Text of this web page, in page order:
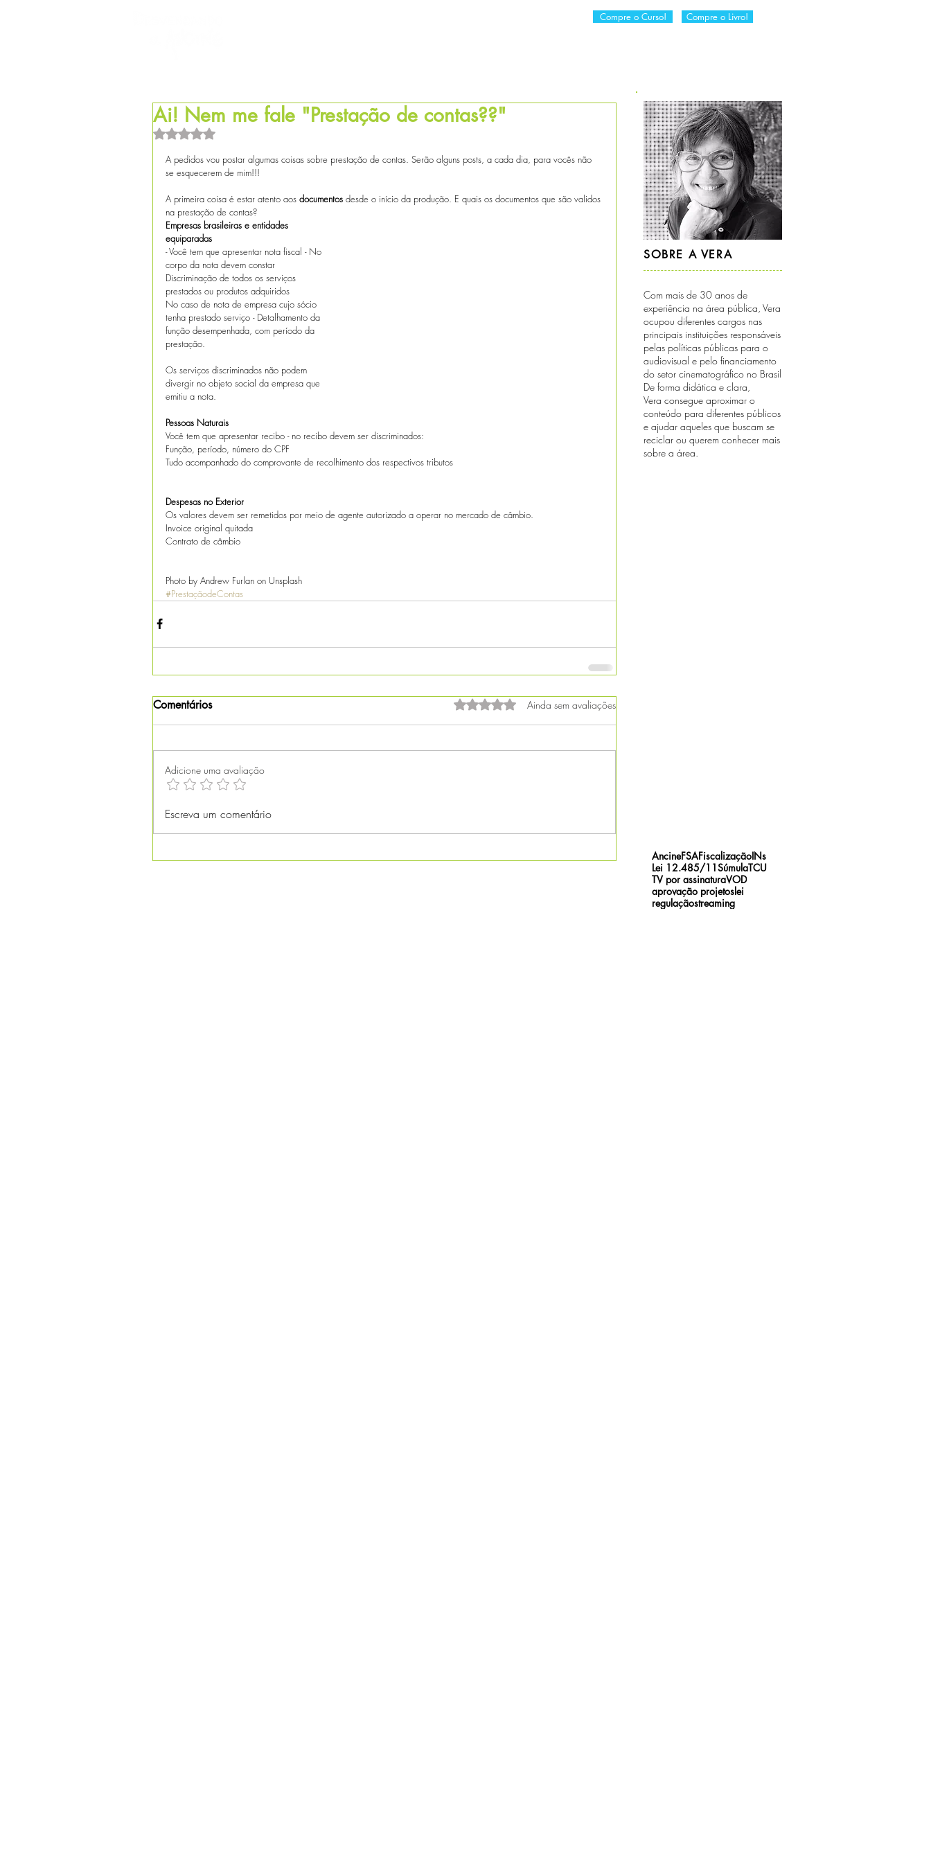
Compre o Curso! Compre o Livro!
Ai! Nem me fale "Prestação de contas??"
Avaliado com NaN de 5 estrelas.
A pedidos vou postar algumas coisas sobre prestação de contas. Serão alguns posts, a cada dia, para vocês não
se esquecerem de mim!!!
A primeira coisa é estar atento aos documentos desde o início da produção. E quais os documentos que são validos
na prestação de contas?
Empresas brasileiras e entidades
equiparadas
- Você tem que apresentar nota fiscal - No
corpo da nota devem constar
Discriminação de todos os serviços
prestados ou produtos adquiridos
No caso de nota de empresa cujo sócio
tenha prestado serviço - Detalhamento da
função desempenhada, com período da
prestação.
Os serviços discriminados não podem
divergir no objeto social da empresa que
emitiu a nota.
Pessoas Naturais
Você tem que apresentar recibo - no recibo devem ser discriminados:
Função, período, número do CPF
Tudo acompanhado do comprovante de recolhimento dos respectivos tributos
Despesas no Exterior
Os valores devem ser remetidos por meio de agente autorizado a operar no mercado de câmbio.
Invoice original quitada
Contrato de câmbio
Photo by Andrew Furlan on Unsplash
#PrestaçãodeContas
Comentários Avaliado com 0 de 5 estrelas.Ainda sem avaliações
Adicione uma avaliação
Escreva um comentário
SOBRE A VERA
Com mais de 30 anos de
experiência na área pública, Vera
ocupou diferentes cargos nas
principais instituições responsáveis
pelas políticas públicas para o
audiovisual e pelo financiamento
do setor cinematográfico no Brasil
De forma didática e clara,
Vera consegue aproximar o
conteúdo para diferentes públicos
e ajudar aqueles que buscam se
reciclar ou querem conhecer mais
sobre a área.
AncineFSAFiscalizaçãoINs
Lei 12.485/11SúmulaTCU
TV por assinaturaVOD
aprovação projetoslei
regulaçãostreaming